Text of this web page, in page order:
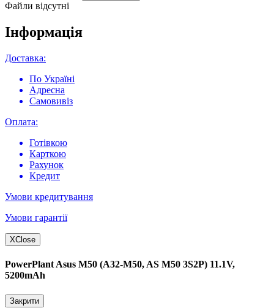
Файли відсутні
Інформація
Доставка:
По Україні
Адресна
Самовивіз
Оплата:
Готівкою
Карткою
Рахунок
Кредит
Умови кредитування
Умови гарантії
XClose
PowerPlant Asus M50 (A32-M50, AS M50 3S2P) 11.1V,
5200mAh
Закрити